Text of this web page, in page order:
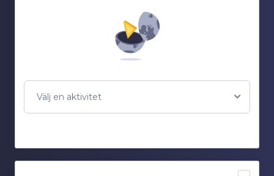
Välj en aktivitet